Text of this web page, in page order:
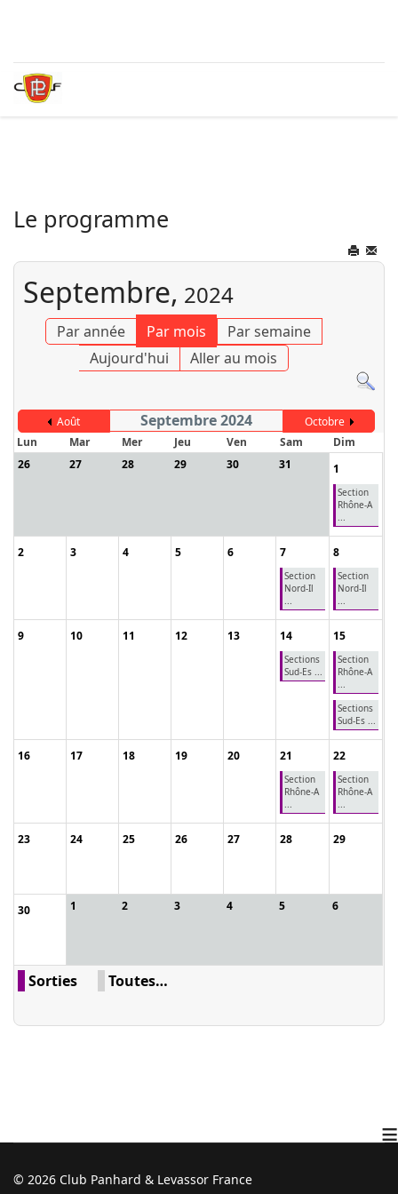
Le programme
Septembre, 2024
Par année Par mois
Par semaine
Aujourd'hui
Aller au mois
Août Septembre 2024
Octobre
Lun
Mar Mer Jeu Ven Sam
Dim
26
27 28 29 30 31 1
Section
Rhône-A
...
2 3 4 5 6 7
Section
Nord-Il
...
8
Section
Nord-Il
...
9 10 11 12 13 14
Sections
Sud-Es ...
15
Section
Rhône-A
...
Sections
Sud-Es ...
16 17 18 19 20 21
Section
Rhône-A
...
22
Section
Rhône-A
...
23 24 25 26 27 28 29
30 1 2 3 4 5 6
Sorties Toutes…
≡
© 2026 Club Panhard & Levassor France